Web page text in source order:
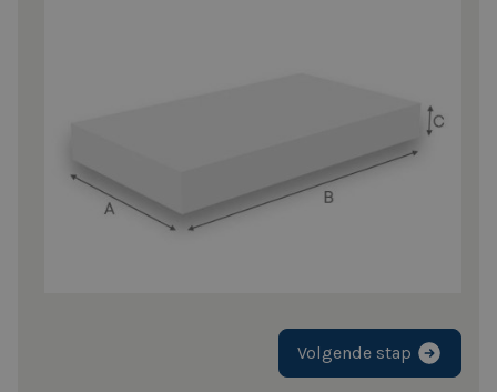
Volgende stap